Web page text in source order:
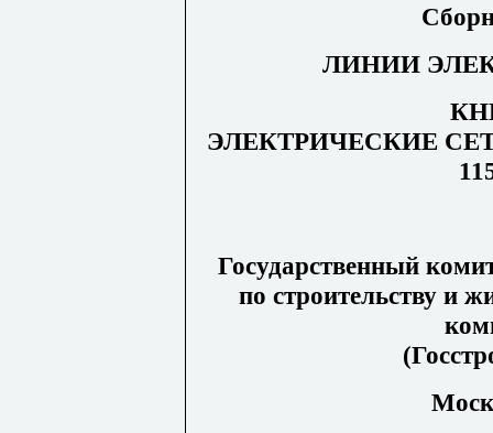
ЛИНИИ
ЭЛЕКТРИЧЕСКИЕ
Государственный
по строительству и